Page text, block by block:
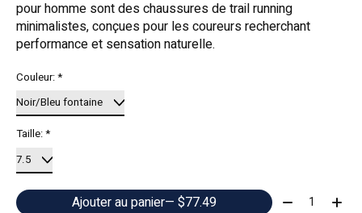
pour homme sont des chaussures de trail running
minimalistes, conçues pour les coureurs recherchant
performance et sensation naturelle.
Couleur:*
Taille:*
Ajouter au panier — $77.49 Quantité: